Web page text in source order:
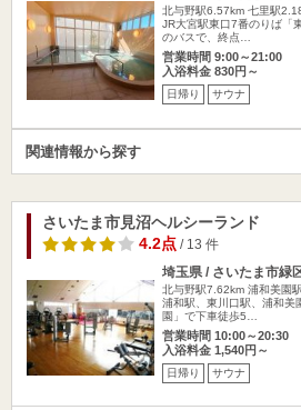
北与野駅6.57km 七里駅
JR大宮駅東口7番のりば「
のバスで、終点…
営業時間 9:00～21:00
入浴料金 830円～
日帰り サウナ
関連情報から探す
さいたま市見沼ヘルシーランド
4.2点/ 13 件
埼玉県 / さいたま市緑
北与野駅7.62km 浦和美園
浦和駅、東川口駅、浦和美
園」で下車徒歩5…
営業時間 10:00～20:30
入浴料金 1,540円～
日帰り サウナ